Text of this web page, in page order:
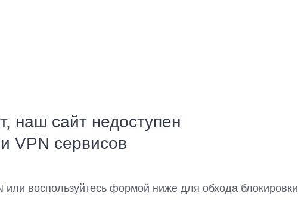
наш сайт недоступен
VPN сервисов
или воспользуйтесь формой ниже для обхода блокировки